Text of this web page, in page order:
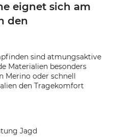
eignet sich am
den
sind atmungsaktive
Materialien besonders
Merino oder schnell
den Tragekomfort
Jagd